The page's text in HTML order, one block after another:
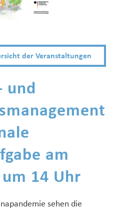
der Veranstaltungen
und
am
14 Uhr
sehen die